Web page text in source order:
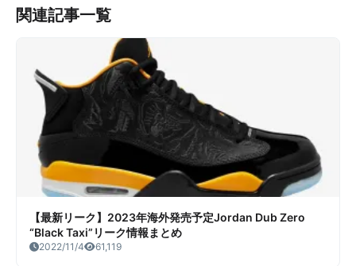
関連記事一覧
【最新リーク】2023年海外発売予定Jordan Dub Zero
“Black Taxi”リーク情報まとめ
2022/11/4 61,119